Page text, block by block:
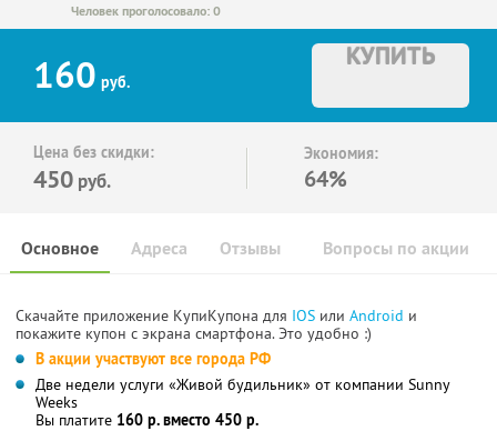
Человек проголосовало: 0
160 руб.
КУПИТЬ
Цена без скидки:
450 руб.
Экономия:
64%
Основное Отзывы Вопросы по акции
Адреса
Скачайте приложение КупиКупона для IOS или Android и
покажите купон с экрана смартфона. Это удобно :)
В акции участвуют все города РФ
Две недели услуги «Живой будильник» от компании Sunny
Weeks
Вы платите 160 р. вместо 450 р.